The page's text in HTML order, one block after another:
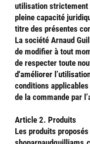
utilisation strictement
pleine capacité
titre des présentes
La société Arnaud
de modifier à tout
de respecter toute
d'améliorer
conditions
de la commande par
Article 2. Produits
Les produits